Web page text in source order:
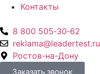
Контакты
8 800 505‑30‑62
reklama@leadertest.ru
Ростов-на-Дону
Заказать звонок